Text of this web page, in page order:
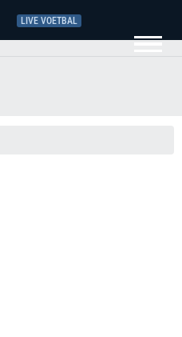
LIVE VOETBAL